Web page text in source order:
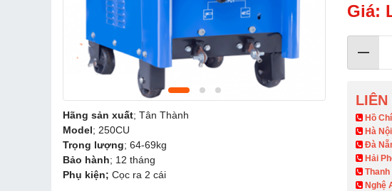
Hãng sản xuất; Tân Thành
Model; 250CU
Trọng lượng; 64-69kg
Bảo hành; 12 tháng
Phụ kiện; Cọc ra 2 cái
Giá:
LIÊN
Hồ
Hà
Đà
Hải
Nghệ